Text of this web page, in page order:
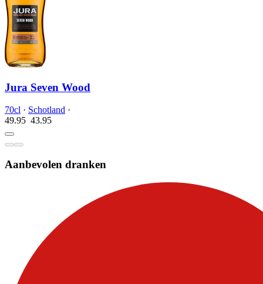
Jura Seven Wood
70cl · Schotland ·
49.95 43.95
Aanbevolen dranken